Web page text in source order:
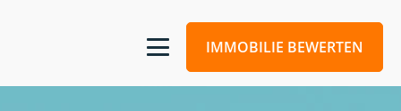
IMMOBILIE BEWERTEN